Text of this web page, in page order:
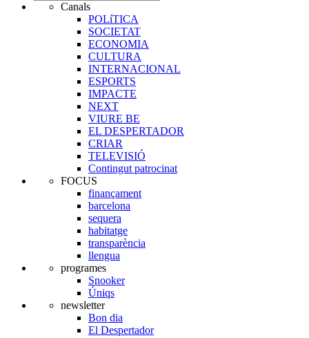
Canals
POLíTICA
SOCIETAT
ECONOMIA
CULTURA
INTERNACIONAL
ESPORTS
IMPACTE
NEXT
VIURE BE
EL DESPERTADOR
CRIAR
TELEVISIÓ
Contingut patrocinat
FOCUS
finançament
barcelona
sequera
habitatge
transparència
llengua
programes
Snooker
Úniqs
newsletter
Bon dia
El Despertador